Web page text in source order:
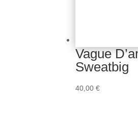
Vague
Sweatbig
40,00€